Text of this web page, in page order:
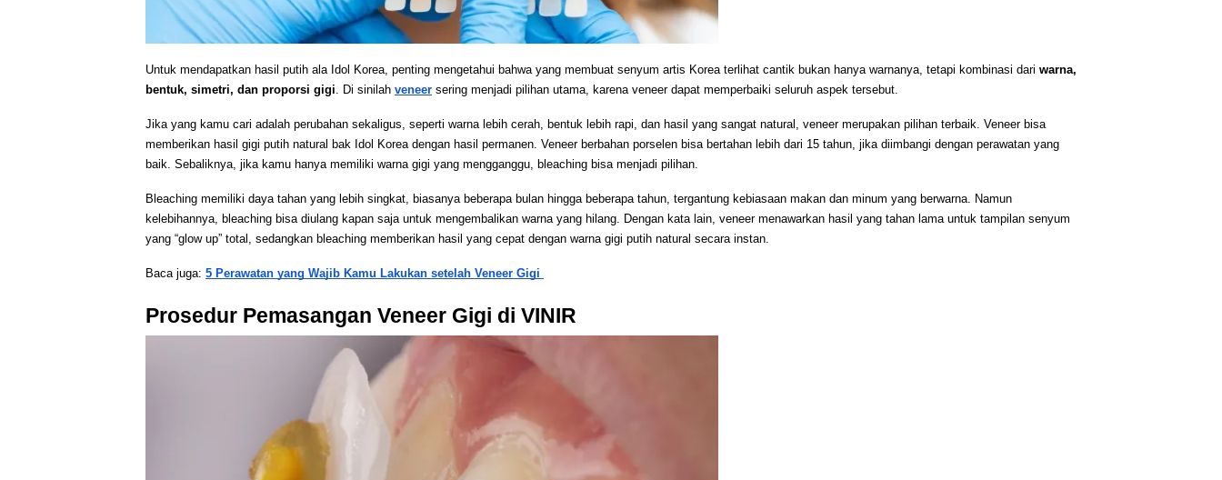
Untuk mendapatkan hasil putih ala Idol Korea, penting mengetahui bahwa yang membuat senyum artis Korea terlihat cantik bukan hanya warnanya, tetapi kombinasi dari warna,
bentuk, simetri, dan proporsi gigi . Di sinilah veneer sering menjadi pilihan utama, karena veneer dapat memperbaiki seluruh aspek tersebut.
Jika yang kamu cari adalah perubahan sekaligus, seperti warna lebih cerah, bentuk lebih rapi, dan hasil yang sangat natural, veneer merupakan pilihan terbaik. Veneer bisa
memberikan hasil gigi putih natural bak Idol Korea dengan hasil permanen. Veneer berbahan porselen bisa bertahan lebih dari 15 tahun, jika diimbangi dengan perawatan yang
baik. Sebaliknya, jika kamu hanya memiliki warna gigi yang mengganggu, bleaching bisa menjadi pilihan.
Bleaching memiliki daya tahan yang lebih singkat, biasanya beberapa bulan hingga beberapa tahun, tergantung kebiasaan makan dan minum yang berwarna. Namun
kelebihannya, bleaching bisa diulang kapan saja untuk mengembalikan warna yang hilang. Dengan kata lain, veneer menawarkan hasil yang tahan lama untuk tampilan senyum
yang “glow up” total, sedangkan bleaching memberikan hasil yang cepat dengan warna gigi putih natural secara instan.
Baca juga: 5 Perawatan yang Wajib Kamu Lakukan setelah Veneer Gigi
Prosedur Pemasangan Veneer Gigi di VINIR